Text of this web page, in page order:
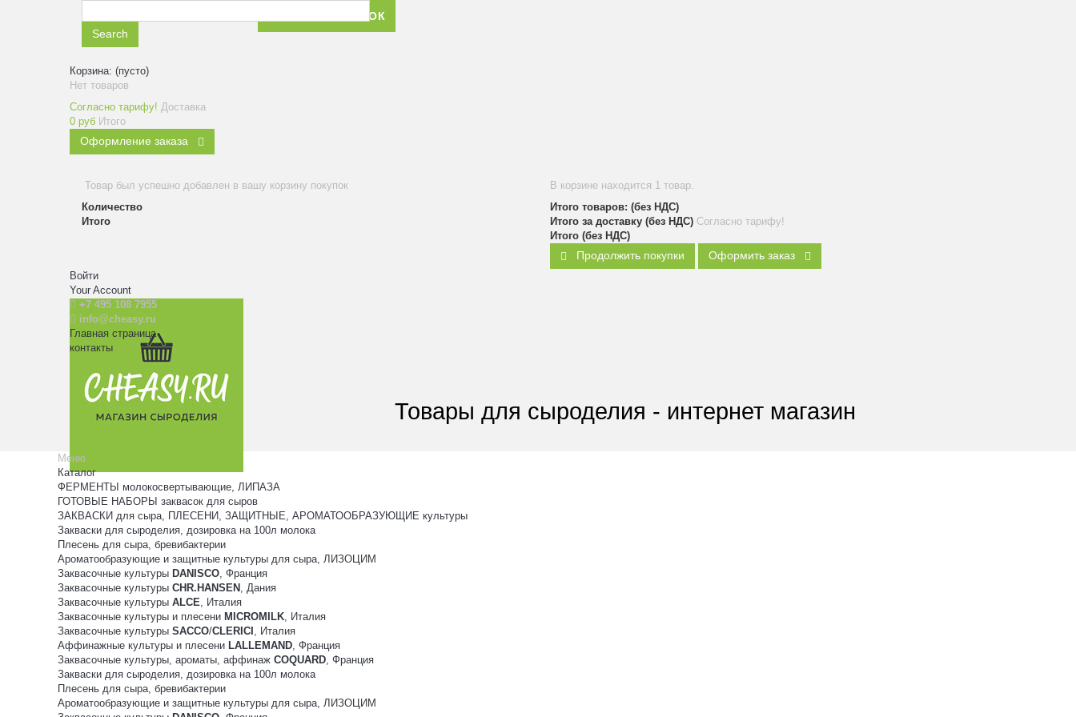
ЗАКАЗАТЬ ЗВОНОК
Search
Корзина: (пусто)
Нет товаров
Согласно тарифу! Доставка
0 руб Итого
Оформление заказа
Товар был успешно добавлен в вашу корзину покупок
Количество
Итого
В корзине находится 1 товар.
Итого товаров: (без НДС)
Итого за доставку (без НДС) Согласно тарифу!
Итого (без НДС)
Продолжить покупки Оформить заказ
Войти
Your Account
+7 495 108 7955
info@cheasy.ru
Главная страница
контакты
Товары для сыроделия - интернет магазин
Меню
Каталог
ФЕРМЕНТЫ молокосвертывающие, ЛИПАЗА
ГОТОВЫЕ НАБОРЫ заквасок для сыров
ЗАКВАСКИ для сыра, ПЛЕСЕНИ, ЗАЩИТНЫЕ, АРОМАТООБРАЗУЮЩИЕ культуры
Закваски для сыроделия, дозировка на 100л молока
Плесень для сыра, бревибактерии
Ароматообразующие и защитные культуры для сыра, ЛИЗОЦИМ
Заквасочные культуры DANISCO, Франция
Заквасочные культуры CHR.HANSEN , Дания
Заквасочные культуры ALCE, Италия
Заквасочные культуры и плесени MICROMILK, Италия
Заквасочные культуры SACCO/CLERICI , Италия
Аффинажные культуры и плесени LALLEMAND, Франция
Заквасочные культуры, ароматы, аффинаж COQUARD, Франция
Закваски для сыроделия, дозировка на 100л молока
Плесень для сыра, бревибактерии
Ароматообразующие и защитные культуры для сыра, ЛИЗОЦИМ